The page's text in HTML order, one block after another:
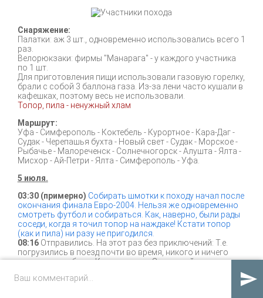
Снаряжение:
Палатки: аж 3 шт., одновременно использовались всего 1
раз.
Велорюкзаки: фирмы "Манарага" - у каждого участника
по 1 шт.
Для приготовления пищи использовали газовую горелку,
брали с собой 3 баллона газа. Из-за лени часто кушали в
кафешках, поэтому весь не использовали.
Топор, пила - ненужный хлам
Маршрут:
Уфа - Симферополь - Коктебель - Курортное - Кара-Даг -
Судак - Черепашья бухта - Новый свет - Судак - Морское -
Рыбачье - Малореченск - Солнечногорск - Алушта - Ялта -
Мисхор - Ай-Петри - Ялта - Симферополь - Уфа.
5 июля.
03:30 (примерно) Собирать шмотки к походу начал после
окончания финала Евро-2004. Нельзя же одновременно
смотреть футбол и собираться. Как, наверно, были рады
соседи, когда я точил топор на наждаке! Кстати топор
(как и пила) ни разу не пригодился.
08:16Отправились. На этот раз без приключений: Т.е.
погрузились в поезд почти во время, никого и ничего
ценного не забыли. Кроме шляпы. За шляпой решила не
возвращаться. Попрощались с провожающими - и в путь.
Это свершилось! Отпуск!.. Первое приключение -
